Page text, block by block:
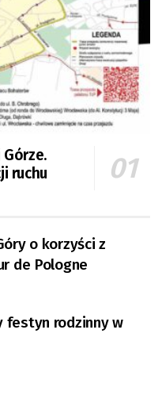
ruchu
o korzyści z
de Pologne
festyn rodzinny w